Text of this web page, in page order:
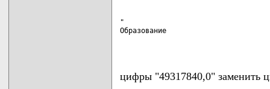
"
Образование
цифры "49317840,0" заменить